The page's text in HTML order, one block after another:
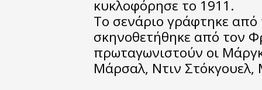
κυκλοφόρησε το 1911.
Το σενάριο γράφτηκε από
σκηνοθετήθηκε από τον
πρωταγωνιστούν οι
Μάρσαλ, Ντιν